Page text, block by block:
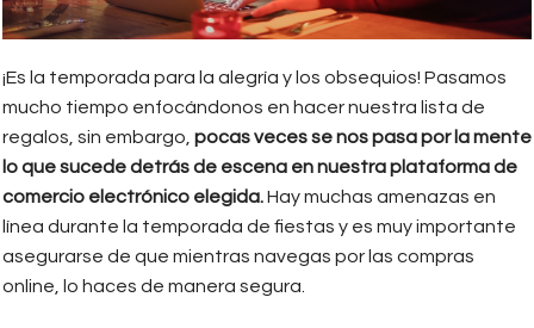
¡Es la temporada para la alegría y los obsequios! Pasamos
mucho tiempo enfocándonos en hacer nuestra lista de
regalos, sin embargo, pocas veces se nos pasa por la mente
lo que sucede detrás de escena en nuestra plataforma de
comercio electrónico elegida.Hay muchas amenazas en
línea durante la temporada de fiestas y es muy importante
asegurarse de que mientras navegas por las compras
online, lo haces de manera segura.